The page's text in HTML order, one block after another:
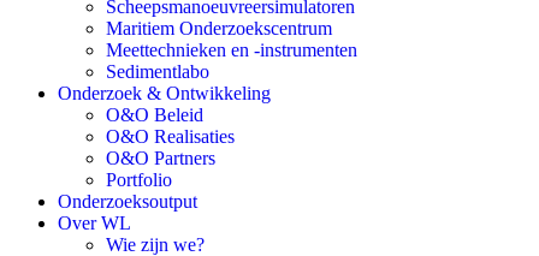
Scheepsmanoeuvreersimulatoren
Maritiem Onderzoekscentrum
Meettechnieken en -instrumenten
Sedimentlabo
Onderzoek & Ontwikkeling
O&O Beleid
O&O Realisaties
O&O Partners
Portfolio
Onderzoeksoutput
Over WL
Wie zijn we?